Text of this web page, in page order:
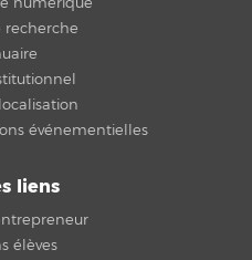
recherche
événementielles
liens
élèves